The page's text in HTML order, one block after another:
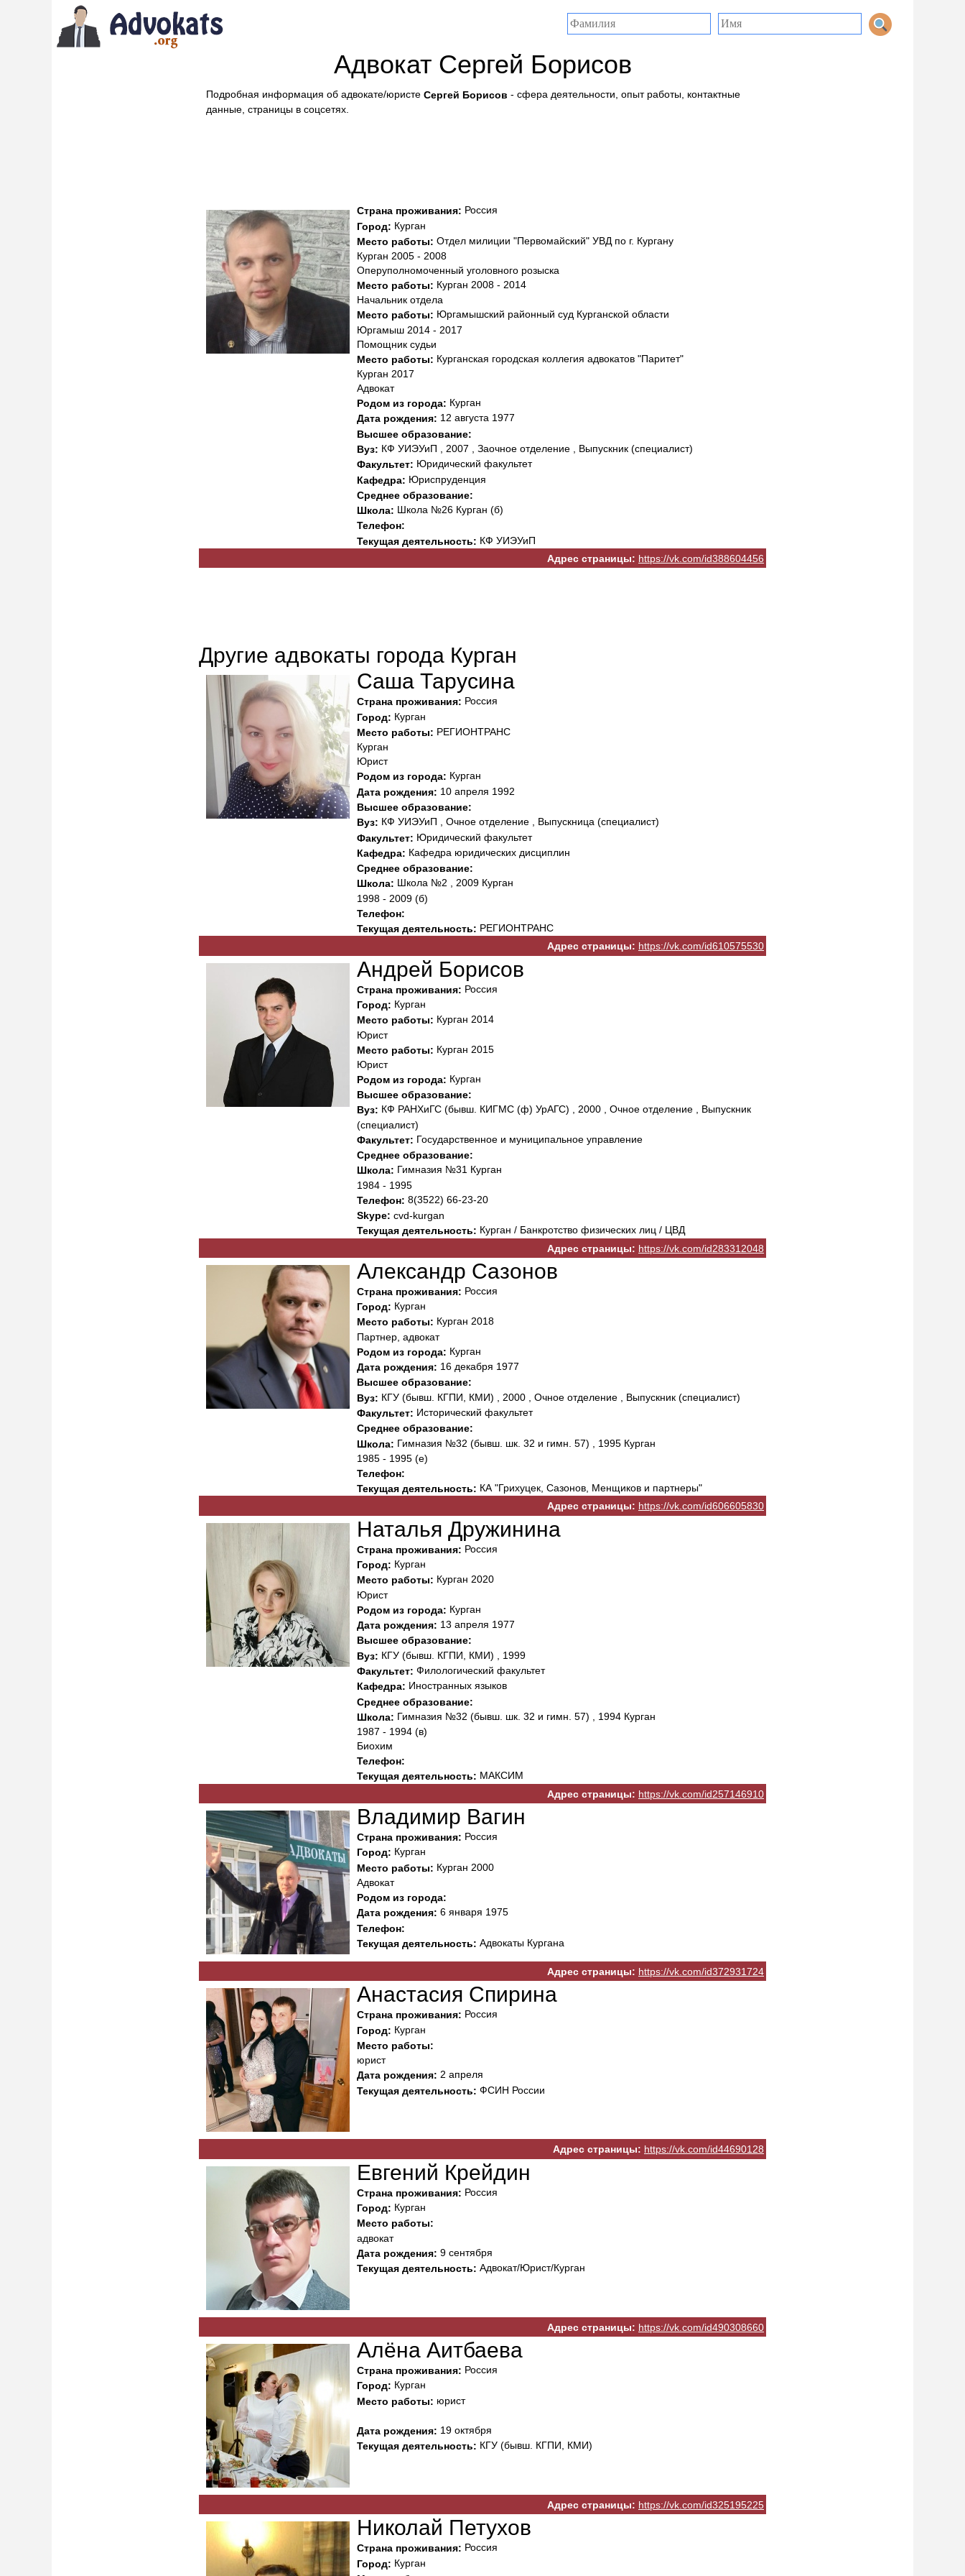
Адвокат Сергей Борисов
Подробная информация об адвокате/юристе Сергей Борисов - сфера деятельности, опыт работы, контактные
данные, страницы в соцсетях.
Страна проживания: Россия
Город: Курган
Место работы: Отдел милиции "Первомайский" УВД по г. Кургану
Курган 2005 - 2008
Оперуполномоченный уголовного розыска
Место работы: Курган 2008 - 2014
Начальник отдела
Место работы: Юргамышский районный суд Курганской области
Юргамыш 2014 - 2017
Помощник судьи
Место работы: Курганская городская коллегия адвокатов "Паритет"
Курган 2017
Адвокат
Родом из города: Курган
Дата рождения: 12 августа 1977
Высшее образование:
Вуз: КФ УИЭУиП , 2007 , Заочное отделение , Выпускник (специалист)
Факультет: Юридический факультет
Кафедра: Юриспруденция
Среднее образование:
Школа: Школа №26 Курган (б)
Телефон:
Текущая деятельность: КФ УИЭУиП
Адрес страницы: https://vk.com/id388604456
Другие адвокаты города Курган
Саша Тарусина
Страна проживания: Россия
Город: Курган
Место работы: РЕГИОНТРАНС
Курган
Юрист
Родом из города: Курган
Дата рождения: 10 апреля 1992
Высшее образование:
Вуз: КФ УИЭУиП , Очное отделение , Выпускница (специалист)
Факультет: Юридический факультет
Кафедра: Кафедра юридических дисциплин
Среднее образование:
Школа: Школа №2 , 2009 Курган
1998 - 2009 (б)
Телефон:
Текущая деятельность: РЕГИОНТРАНС
Адрес страницы: https://vk.com/id610575530
Андрей Борисов
Страна проживания: Россия
Город: Курган
Место работы: Курган 2014
Юрист
Место работы: Курган 2015
Юрист
Родом из города: Курган
Высшее образование:
Вуз: КФ РАНХиГС (бывш. КИГМС (ф) УрАГС) , 2000 , Очное отделение , Выпускник
(специалист)
Факультет: Государственное и муниципальное управление
Среднее образование:
Школа: Гимназия №31 Курган
1984 - 1995
Телефон: 8(3522) 66-23-20
Skype: cvd-kurgan
Текущая деятельность: Курган / Банкротство физических лиц / ЦВД
Адрес страницы: https://vk.com/id283312048
Александр Сазонов
Страна проживания: Россия
Город: Курган
Место работы: Курган 2018
Партнер, адвокат
Родом из города: Курган
Дата рождения: 16 декабря 1977
Высшее образование:
Вуз: КГУ (бывш. КГПИ, КМИ) , 2000 , Очное отделение , Выпускник (специалист)
Факультет: Исторический факультет
Среднее образование:
Школа: Гимназия №32 (бывш. шк. 32 и гимн. 57) , 1995 Курган
1985 - 1995 (е)
Телефон:
Текущая деятельность: КА "Грихуцек, Сазонов, Менщиков и партнеры"
Адрес страницы: https://vk.com/id606605830
Наталья Дружинина
Страна проживания: Россия
Город: Курган
Место работы: Курган 2020
Юрист
Родом из города: Курган
Дата рождения: 13 апреля 1977
Высшее образование:
Вуз: КГУ (бывш. КГПИ, КМИ) , 1999
Факультет: Филологический факультет
Кафедра: Иностранных языков
Среднее образование:
Школа: Гимназия №32 (бывш. шк. 32 и гимн. 57) , 1994 Курган
1987 - 1994 (в)
Биохим
Телефон:
Текущая деятельность: МАКСИМ
Адрес страницы: https://vk.com/id257146910
Владимир Вагин
Страна проживания: Россия
Город: Курган
Место работы: Курган 2000
Адвокат
Родом из города:
Дата рождения: 6 января 1975
Телефон:
Текущая деятельность: Адвокаты Кургана
Адрес страницы: https://vk.com/id372931724
Анастасия Спирина
Страна проживания: Россия
Город: Курган
Место работы:
юрист
Дата рождения: 2 апреля
Текущая деятельность: ФСИН России
Адрес страницы: https://vk.com/id44690128
Евгений Крейдин
Страна проживания: Россия
Город: Курган
Место работы:
адвокат
Дата рождения: 9 сентября
Текущая деятельность: Адвокат/Юрист/Курган
Адрес страницы: https://vk.com/id490308660
Алёна Аитбаева
Страна проживания: Россия
Город: Курган
Место работы: юрист
Дата рождения: 19 октября
Текущая деятельность: КГУ (бывш. КГПИ, КМИ)
Адрес страницы: https://vk.com/id325195225
Николай Петухов
Страна проживания: Россия
Город: Курган